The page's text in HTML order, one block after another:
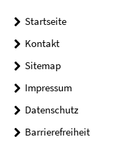
Startseite
Kontakt
Sitemap
Impressum
Datenschutz
Barrierefreiheit